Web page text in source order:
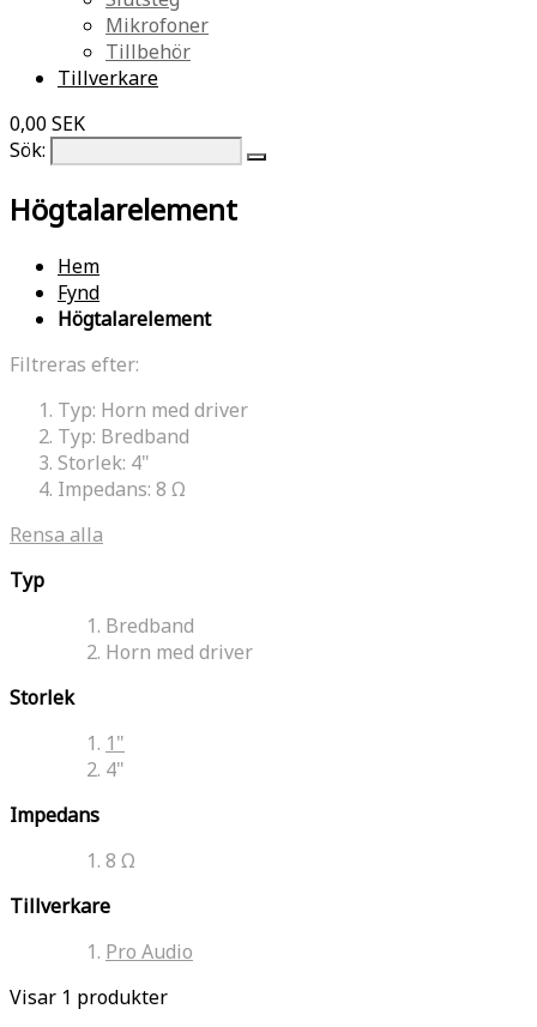
Mikrofoner
Tillbehör
Tillverkare
0,00 SEK
Sök:
Högtalarelement
Hem
Fynd
Högtalarelement
Filtreras efter:
Typ: Horn med driver
Typ: Bredband
Storlek: 4"
Impedans: 8 Ω
Rensa alla
Typ
Bredband
Horn med driver
Storlek
1"
4"
Impedans
8 Ω
Tillverkare
Pro Audio
Visar 1 produkter